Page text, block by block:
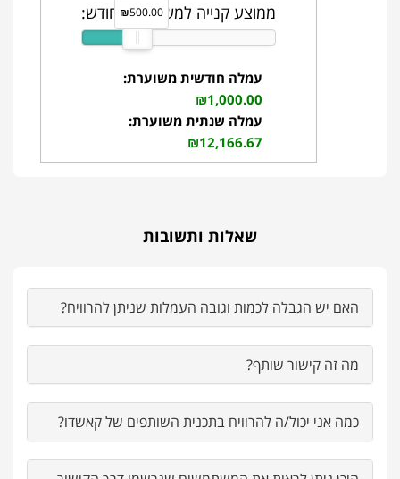
ממוצע קנייה למשתמש לחודש:
₪500.00
עמלה חודשית משוערת:
₪1,000.00
עמלה שנתית משוערת:
₪12,166.67
שאלות ותשובות
האם יש הגבלה לכמות וגובה העמלות שניתן להרוויח?
מה זה קישור שותף?
כמה אני יכול/ה להרוויח בתכנית השותפים של קאשדו?